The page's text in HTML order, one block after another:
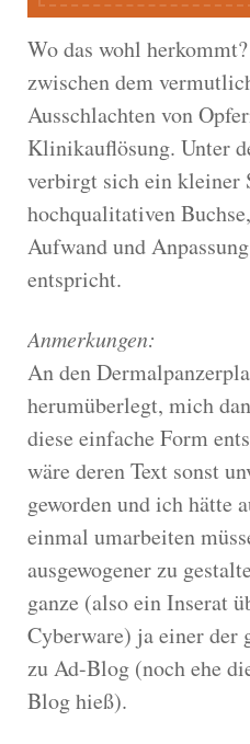
Wo das wohl
zwischen dem
Ausschlachten von
Klinikauflösung. Unter
verbirgt sich ein kleiner
hochqualitativen
Aufwand und
entspricht.
Anmerkungen:
An den
herumüberlegt, mich
diese einfache Form
wäre deren Text sonst
geworden und ich hätte
einmal umarbeiten
ausgewogener zu
ganze (also ein Inserat
Cyberware) ja einer der
zu Ad-Blog (noch ehe
Blog hieß).